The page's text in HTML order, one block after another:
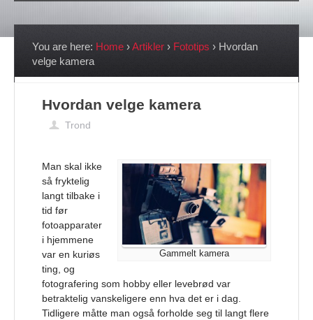
You are here: Home ›Artikler › Fototips › Hvordan
velge kamera
Hvordan velge kamera
Trond
Gammelt kamera
Man skal ikke
så fryktelig
langt tilbake i
tid før
fotoapparater
i hjemmene
var en kuriøs
ting, og
fotografering som hobby eller levebrød var
betraktelig vanskeligere enn hva det er i dag.
Tidligere måtte man også forholde seg til langt flere